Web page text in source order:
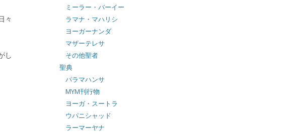
々
し
ミーラー・バーイー
ラマナ・マハリシ
ヨーガーナンダ
マザーテレサ
その他聖者
聖典
パラマハンサ
MYM刊行物
ヨーガ・スートラ
ウパニシャッド
ラーマーヤナ